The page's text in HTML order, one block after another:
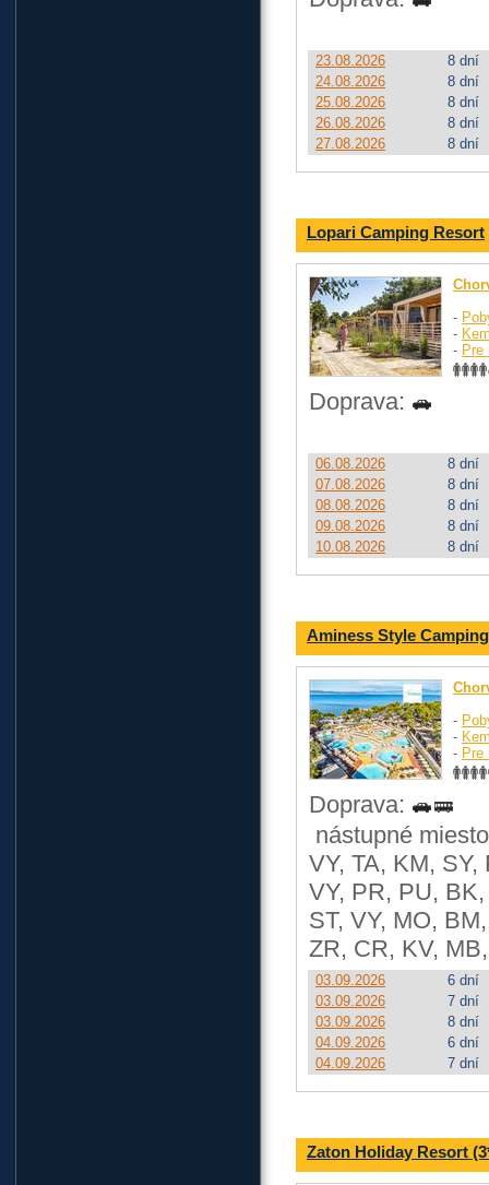
23.08.2026
8 dní
24.08.2026
8 dní
25.08.2026
8 dní
26.08.2026
8 dní
27.08.2026
8 dní
Lopari Camping Resort
-
-
- Pre
Doprava:
06.08.2026
8 dní
07.08.2026
8 dní
08.08.2026
8 dní
09.08.2026
8 dní
10.08.2026
8 dní
Aminess Style
-
-
- Pre
Doprava:
nástupné
VY, TA, KM,
VY, PR, PU,
ST, VY, MO,
ZR, CR, KV,
03.09.2026
6 dní
03.09.2026
7 dní
03.09.2026
8 dní
04.09.2026
6 dní
04.09.2026
7 dní
Zaton Holiday Resort